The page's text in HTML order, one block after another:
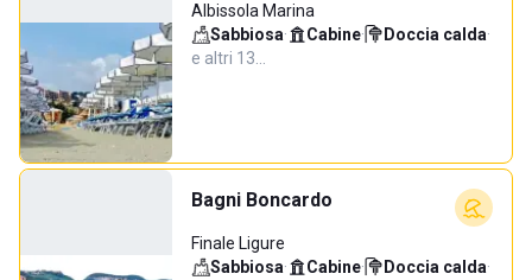
Albissola Marina
Sabbiosa· Cabine· Doccia calda·
e altri 13…
Bagni Boncardo
Finale Ligure
Sabbiosa· Cabine· Doccia calda·